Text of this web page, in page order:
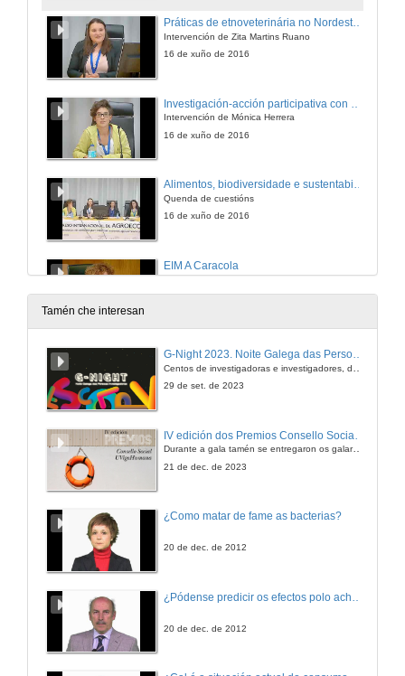
Práticas de etnoveterinária no Nordeste Transmontano (Portugal)
Intervención de Zita Martins Ruano
16 de xuño de 2016
Intervención de Mónica Herrera
16 de xuño de 2016
Alimentos, biodiversidade e sustentabilidade: Quenda de cuestións
Quenda de cuestións
16 de xuño de 2016
EIM A Caracola
Más que comer
16 de xuño de 2016
Oportunidade para os sistemas alimentarios locais
Motor para potencia-los alimentos de proximidade e ecolóxicos
Quenda de cuestións
Tamén che interesan
G-Night 2023. Noite Galega das Persoas Investigadoras. Conciencias creativas
29 de set. de 2023
Durante a gala tamén se entregaron os galardóns aos mellores TFG e TFM en materia de Axenda 2030
21 de dec. de 2023
¿Como matar de fame as bacterias?
20 de dec. de 2012
20 de dec. de 2012